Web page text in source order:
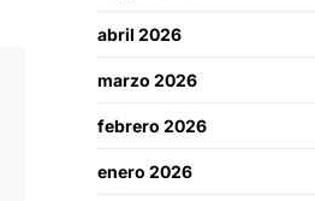
abril 2026
marzo 2026
febrero 2026
enero 2026